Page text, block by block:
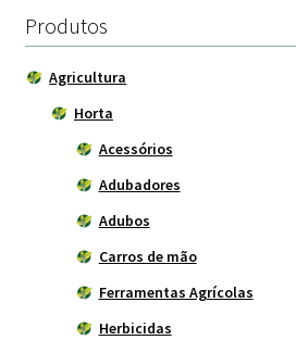
Produtos
Agricultura
Horta
Acessórios
Adubadores
Adubos
Carros de mão
Ferramentas Agrícolas
Herbicidas